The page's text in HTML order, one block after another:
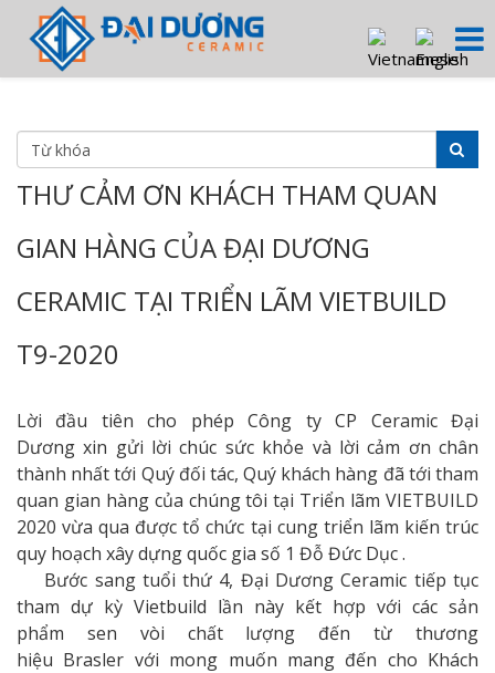
THƯ CẢM ƠN KHÁCH THAM QUAN
GIAN HÀNG CỦA ĐẠI DƯƠNG
CERAMIC TẠI TRIỂN LÃM VIETBUILD
T9-2020
Lời đầu tiên cho phép Công ty CP Ceramic Đại
Dương xin gửi lời chúc sức khỏe và lời cảm ơn chân
thành nhất tới Quý đối tác, Quý khách hàng đã tới tham
quan gian hàng của chúng tôi tại Triển lãm VIETBUILD
2020 vừa qua được tổ chức tại cung triển lãm kiến trúc
quy hoạch xây dựng quốc gia số 1 Đỗ Đức Dục .
​ Bước sang tuổi thứ 4, Đại Dương Ceramic tiếp tục
tham dự kỳ Vietbuild lần này kết hợp với các sản
phẩm sen vòi chất lượng đến từ thương
hiệu Brasler với mong muốn mang đến cho Khách